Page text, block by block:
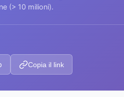
(> 10 milioni).
Copia il link